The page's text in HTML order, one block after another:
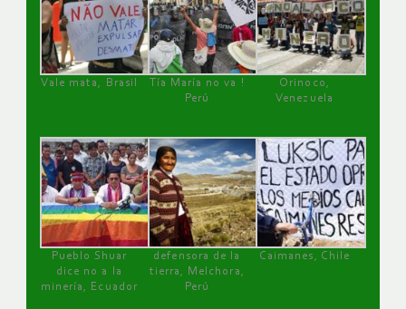
Vale mata, Brasil
Tía María no va !
Perú
Orinoco,
Venezuela
Pueblo Shuar
dice no a la
minería, Ecuador
defensora de la
tierra, Melchora,
Perú
Caimanes, Chile